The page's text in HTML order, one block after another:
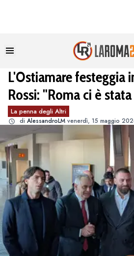
L'Ostiamare festeggia
Rossi: "Roma ci è
La penna degli Altri
di AlessandroLM venerdì, 15 maggio